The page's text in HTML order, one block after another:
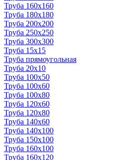
Труба 160x160
Труба 180x180
Труба 200x200
Труба 250x250
Труба 300x300
Труба 15x15
Труба прямоугольная
Труба 20x10
Труба 100x50
Труба 100x60
Труба 100x80
Труба 120x60
Труба 120x80
Труба 140x60
Труба 140x100
Труба 150x100
Труба 160x100
Труба 160x120